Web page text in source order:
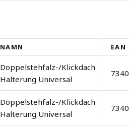
NAMN EAN
Doppelstehfalz-/Klickdach
Halterung Universal
Doppelstehfalz-/Klickdach
Halterung Universal